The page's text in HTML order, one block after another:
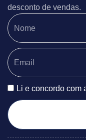
desconto de vendas.
Li e concordo com